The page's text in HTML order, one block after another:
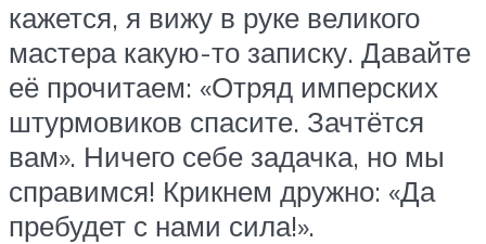
кажется, я вижу в руке великого
мастера какую-то записку. Давайте
её прочитаем: «Отряд имперских
штурмовиков спасите. Зачтётся
вам». Ничего себе задачка, но мы
справимся! Крикнем дружно: «Да
пребудет с нами сила!».